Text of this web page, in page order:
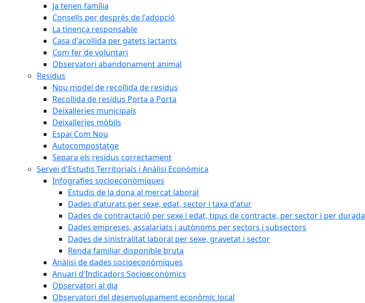
Ja tenen família
Consells per després de l'adopció
La tinença responsable
Casa d'acollida per gatets lactants
Com fer de voluntari
Observatori abandonament animal
Residus
Nou model de recollida de residus
Recollida de residus Porta a Porta
Deixalleries municipals
Deixalleries mòbils
Espai Com Nou
Autocompostatge
Separa els residus correctament
Servei d'Estudis Territorials i Anàlisi Econòmica
Infografies socioeconòmiques
Estudis de la dona al mercat laboral
Dades d'aturats per sexe, edat, sector i taxa d'atur
Dades de contractació per sexe i edat, tipus de contracte, per sector i per durada
Dades empreses, assalariats i autònoms per sectors i subsectors
Dades de sinistralitat laboral per sexe, gravetat i sector
Renda familiar disponible bruta
Anàlisi de dades socioeconòmiques
Anuari d'Indicadors Socioeconòmics
Observatori al dia
Observatori del desenvolupament econòmic local